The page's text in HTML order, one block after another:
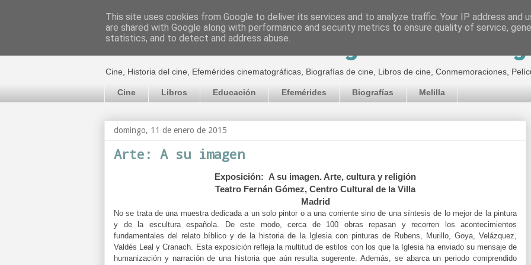
El cultural cinematográfico de Jorge
Cine, Historia del cine, Efemérides cinematográficas, Biografías de cine, Libros de cine, Conmemoraciones,
Cine Libros Educación Efemérides Biografías Melilla
domingo, 11 de enero de 2015
Arte: A su imagen
Exposición: A su imagen. Arte, cultura y religión
Teatro Fernán Gómez, Centro Cultural de la Villa
Madrid
No se trata de una muestra dedicada a un solo pintor o a una corriente sino de una síntesis de lo mejor de la pintura
y de la escultura española. De este modo, cerca de 100 obras repasan y recorren los acontecimientos
fundamentales del relato bíblico y de la historia de la Iglesia con pinturas de Rubens, Murillo, Goya, Velázquez,
Valdés Leal y Cranach. Esta exposición refleja la multitud de estilos con los que la Iglesia ha enviado su mensaje de
humanización y narración de una historia que aún resulta sugerente. Además, se abarca un periodo comprendido
This site uses cookies from Google to deliver its services and to analyze traffic. Your IP address and
are shared with Google along with performance and security metrics to ensure quality of service,
statistics, and to detect and address abuse.